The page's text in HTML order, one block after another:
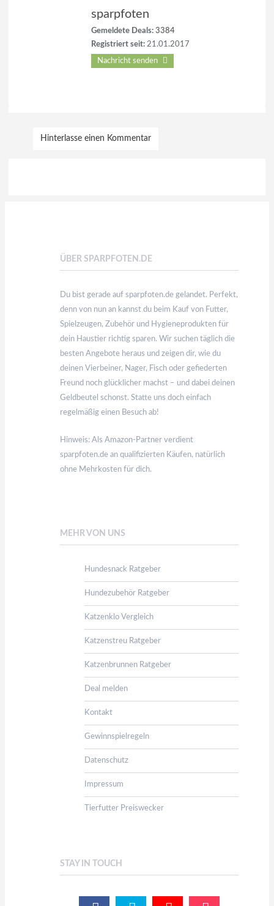
sparpfoten
Gemeldete Deals: 3384
Registriert seit: 21.01.2017
Nachricht senden
Hinterlasse einen Kommentar
ÜBER SPARPFOTEN.DE
Du bist gerade auf sparpfoten.de gelandet. Perfekt,
denn von nun an kannst du beim Kauf von Futter,
Spielzeugen, Zubehör und Hygieneprodukten für
dein Haustier richtig sparen. Wir suchen täglich die
besten Angebote heraus und zeigen dir, wie du
deinen Vierbeiner, Nager, Fisch oder gefiederten
Freund noch glücklicher machst – und dabei deinen
Geldbeutel schonst. Statte uns doch einfach
regelmäßig einen Besuch ab!
Hinweis: Als Amazon-Partner verdient
sparpfoten.de an qualifizierten Käufen, natürlich
ohne Mehrkosten für dich.
MEHR VON UNS
Hundesnack Ratgeber
Hundezubehör Ratgeber
Katzenklo Vergleich
Katzenstreu Ratgeber
Katzenbrunnen Ratgeber
Deal melden
Kontakt
Gewinnspielregeln
Datenschutz
Impressum
Tierfutter Preiswecker
STAY IN TOUCH